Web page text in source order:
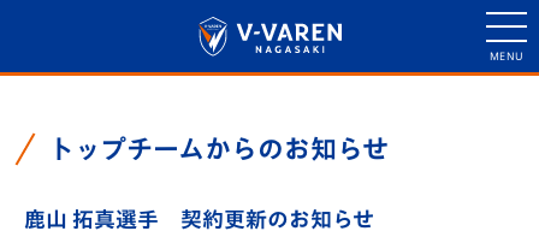
トップチームからのお知らせ
鹿山 拓真選手 契約更新のお知らせ